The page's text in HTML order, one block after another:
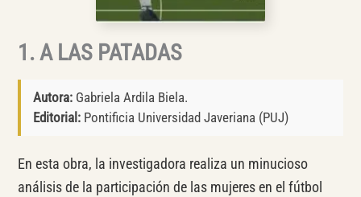
1. A LAS PATADAS
Autora:Gabriela Ardila Biela.
Editorial:Pontificia Universidad Javeriana (PUJ)
En esta obra, la investigadora realiza un minucioso
análisis de la participación de las mujeres en el fútbol